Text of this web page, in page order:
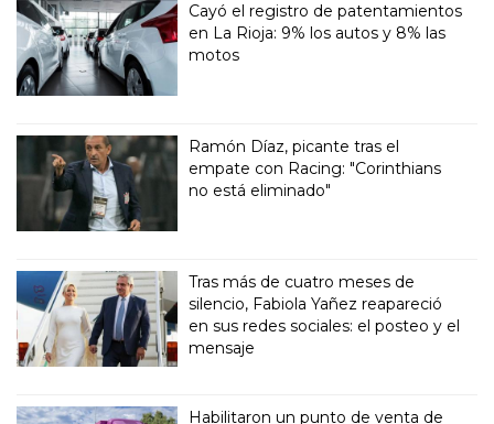
Cayó el registro de patentamientos
en La Rioja: 9% los autos y 8% las
motos
Ramón Díaz, picante tras el
empate con Racing: "Corinthians
no está eliminado"
Tras más de cuatro meses de
silencio, Fabiola Yañez reapareció
en sus redes sociales: el posteo y el
mensaje
Habilitaron un punto de venta de